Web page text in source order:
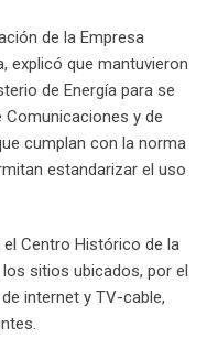
de la Empresa
explicó que mantuvieron
de Energía para se
y de
cumplan con la norma
estandarizar el uso
Centro Histórico de la
sitios ubicados, por el
internet y TV-cable,